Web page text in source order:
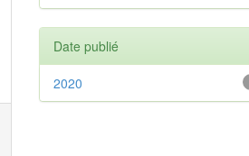
Date publié
2020